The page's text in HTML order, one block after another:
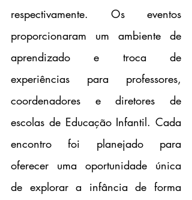
respectivamente. Os eventos
proporcionaram um ambiente de
aprendizado e troca de
experiências para professores,
coordenadores e diretores de
escolas de Educação Infantil. Cada
encontro foi planejado para
oferecer uma oportunidade única
de explorar a infância de forma